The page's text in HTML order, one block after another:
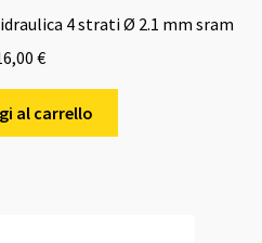
4 strati Ø 2.1 mm sram
€
al carrello